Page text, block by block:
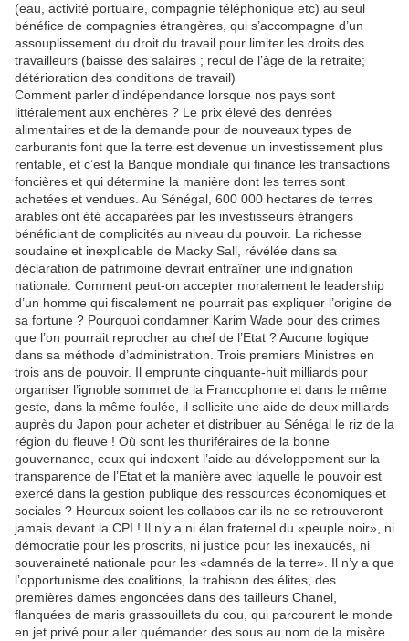
(eau, activité portuaire, compagnie téléphonique etc) au seul
bénéfice de compagnies étrangères, qui s’accompagne d’un
assouplissement du droit du travail pour limiter les droits des
travailleurs (baisse des salaires ; recul de l’âge de la retraite;
détérioration des conditions de travail)
Comment parler d’indépendance lorsque nos pays sont
littéralement aux enchères ? Le prix élevé des denrées
alimentaires et de la demande pour de nouveaux types de
carburants font que la terre est devenue un investissement plus
rentable, et c’est la Banque mondiale qui finance les transactions
foncières et qui détermine la manière dont les terres sont
achetées et vendues. Au Sénégal, 600 000 hectares de terres
arables ont été accaparées par les investisseurs étrangers
bénéficiant de complicités au niveau du pouvoir. La richesse
soudaine et inexplicable de Macky Sall, révélée dans sa
déclaration de patrimoine devrait entraîner une indignation
nationale. Comment peut-on accepter moralement le leadership
d’un homme qui fiscalement ne pourrait pas expliquer l’origine de
sa fortune ? Pourquoi condamner Karim Wade pour des crimes
que l’on pourrait reprocher au chef de l’Etat ? Aucune logique
dans sa méthode d’administration. Trois premiers Ministres en
trois ans de pouvoir. Il emprunte cinquante-huit milliards pour
organiser l’ignoble sommet de la Francophonie et dans le même
geste, dans la même foulée, il sollicite une aide de deux milliards
auprès du Japon pour acheter et distribuer au Sénégal le riz de la
région du fleuve ! Où sont les thuriféraires de la bonne
gouvernance, ceux qui indexent l’aide au développement sur la
transparence de l’Etat et la manière avec laquelle le pouvoir est
exercé dans la gestion publique des ressources économiques et
sociales ? Heureux soient les collabos car ils ne se retrouveront
jamais devant la CPI ! Il n’y a ni élan fraternel du «peuple noir», ni
démocratie pour les proscrits, ni justice pour les inexaucés, ni
souveraineté nationale pour les «damnés de la terre». Il n’y a que
l’opportunisme des coalitions, la trahison des élites, des
premières dames engoncées dans des tailleurs Chanel,
flanquées de maris grassouillets du cou, qui parcourent le monde
en jet privé pour aller quémander des sous au nom de la misère